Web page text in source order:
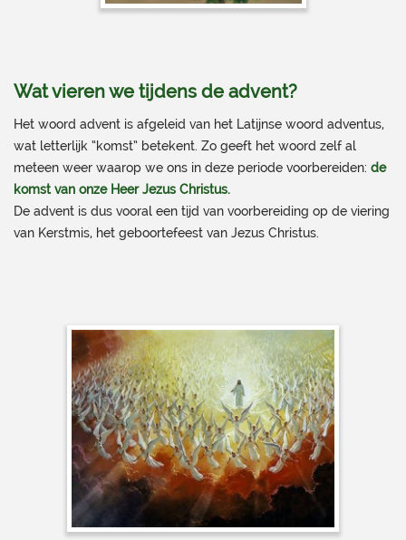
Wat vieren we tijdens de advent?
Het woord advent is afgeleid van het Latijnse woord adventus,
wat letterlijk “komst” betekent. Zo geeft het woord zelf al
meteen weer waarop we ons in deze periode voorbereiden: de
komst van onze Heer Jezus Christus.
De advent is dus vooral een tijd van voorbereiding op de viering
van Kerstmis, het geboortefeest van Jezus Christus.